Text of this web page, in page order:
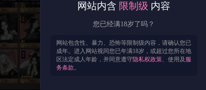
锁，
容必带 ​ - 行动：元宝优先
队则优先级等同于蔡文
网站内含 限制级 内容
您已经满18岁了吗？
网站包含性、暴力、恐怖等限制级内容，请确认您已
成年。进入网站视同您已年满18岁，或超过您所在地
区法定成人年龄，并同意遵守隐私权政策、使用及 服
务条款。